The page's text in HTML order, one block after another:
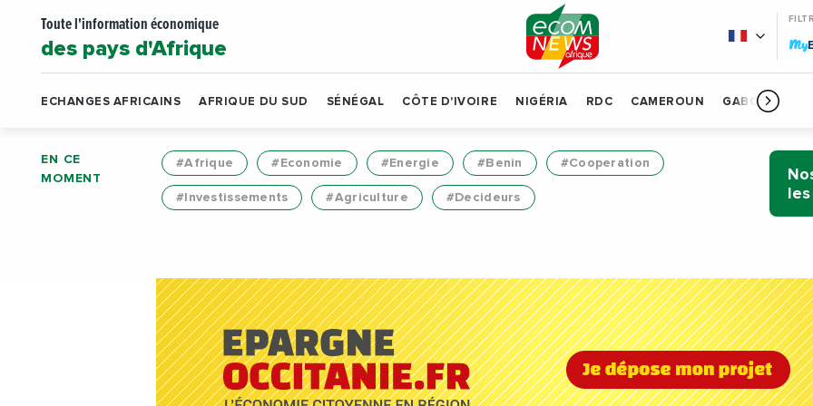
Toute l'information économique
des pays d'Afrique My
ECHANGES AFRICAINS AFRIQUE DU SUD SÉNÉGAL CÔTE D'IVOIRE NIGÉRIA RDC CAMEROUN GABON
EN CE
MOMENT
#Afrique #Economie #Energie #Benin #Cooperation
#Investissements #Agriculture #Decideurs